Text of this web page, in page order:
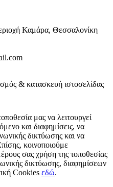
Καμάρα, Θεσσαλονίκη
& κατασκευή ιστοσελίδας
μας να λειτουργεί
και διαφημίσεις, να
δικτύωσης και να
κοινοποιούμε
σας χρήση της τοποθεσίας
δικτύωσης, διαφημίσεων
Cookies εδώ.